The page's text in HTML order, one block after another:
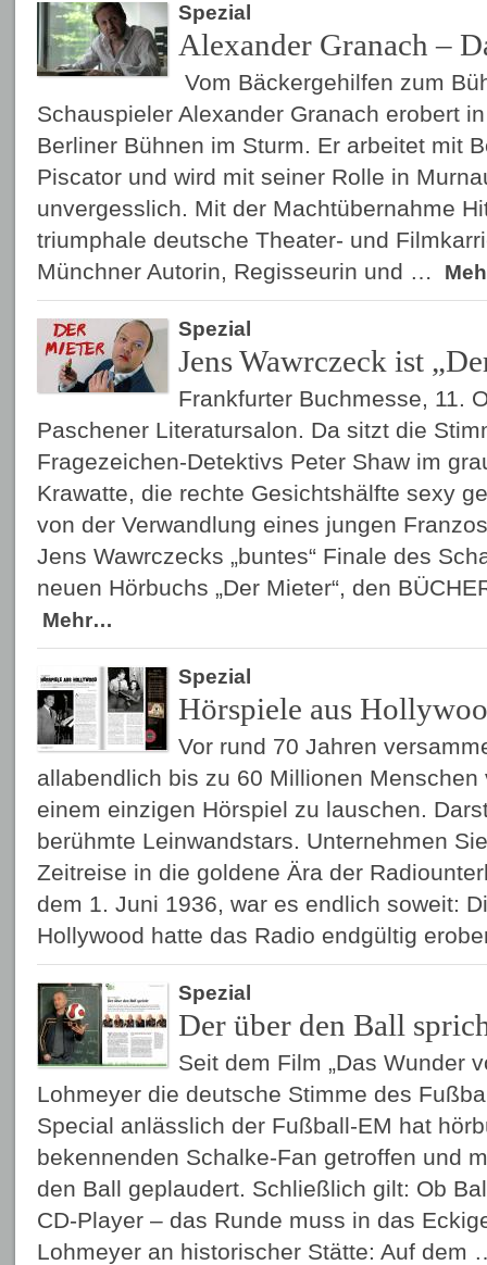
Spezial
Alexander Granach –
Vom Bäckergehilfen zum
Schauspieler Alexander Granach erobert
Berliner Bühnen im Sturm. Er arbeitet mit
Piscator und wird mit seiner Rolle in
unvergesslich. Mit der Machtübernahme
triumphale deutsche Theater- und
Münchner Autorin, Regisseurin und …
Spezial
Jens Wawrczeck ist
Frankfurter Buchmesse, 11.
Paschener Literatursalon. Da sitzt die
Fragezeichen-Detektivs Peter Shaw im
Krawatte, die rechte Gesichtshälfte sexy
von der Verwandlung eines jungen
Jens Wawrczecks „buntes“ Finale des
neuen Hörbuchs „Der Mieter“, den
Mehr…
Spezial
Hörspiele aus
Vor rund 70 Jahren
allabendlich bis zu 60 Millionen Menschen
einem einzigen Hörspiel zu lauschen.
berühmte Leinwandstars. Unternehmen
Zeitreise in die goldene Ära der
dem 1. Juni 1936, war es endlich soweit:
Hollywood hatte das Radio endgültig
Spezial
Der über den Ball
Seit dem Film „Das Wunder
Lohmeyer die deutsche Stimme des
Special anlässlich der Fußball-EM hat
bekennenden Schalke-Fan getroffen und
den Ball geplaudert. Schließlich gilt: Ob
CD-Player – das Runde muss in das
Lohmeyer an historischer Stätte: Auf